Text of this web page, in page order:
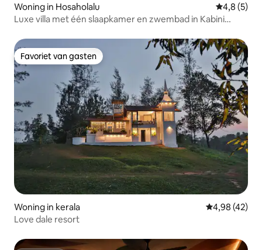
Woning in Hosaholalu
4,8 (5)
Luxe villa met één slaapkamer en zwembad in Kabini
Favoriet van gasten
Favoriet van gasten
Woning in kerala Gemiddelde
4,98 (42)
Love dale resort